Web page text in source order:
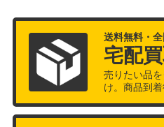
送料無料・
宅配
売りたい品
け。商品到